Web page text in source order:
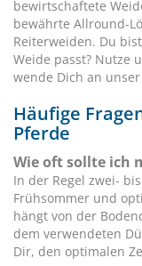
bewirtschaftete
bewährte Allround-
Reiterweiden. Du
Weide passt? Nutze
wende Dich an
Häufige
Pferde
Wie oft sollte ich
In der Regel zwei-
Frühsommer und
hängt von der
dem verwendeten
Dir, den optimalen